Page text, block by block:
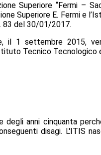
Superiore “Fermi –
Superiore E. Fermi e
83 del 30/01/2017.
il 1 settembre 2015,
Tecnico Tecnologico
anni cinquanta
disagi. L'ITIS